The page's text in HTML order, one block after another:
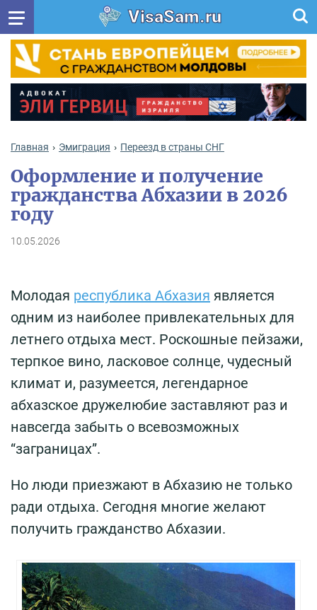
VisaSam.ru
Главная Эмиграция Переезд в страны СНГ
Оформление и получение
гражданства Абхазии в 2026
году
10.05.2026
Молодая республика Абхазия является
одним из наиболее привлекательных для
летнего отдыха мест. Роскошные пейзажи,
терпкое вино, ласковое солнце, чудесный
климат и, разумеется, легендарное
абхазское дружелюбие заставляют раз и
навсегда забыть о всевозможных
“заграницах”.
Но люди приезжают в Абхазию не только
ради отдыха. Сегодня многие желают
получить гражданство Абхазии.